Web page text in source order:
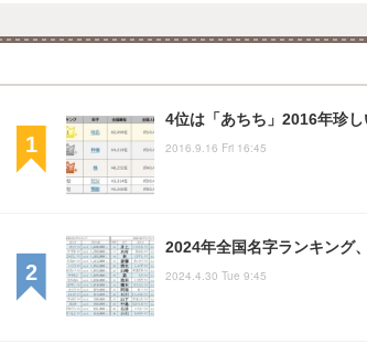
4位は「あちち」2016年珍
2016.9.16 Fri 16:45
2024年全国名字ランキング
2024.4.30 Tue 9:45